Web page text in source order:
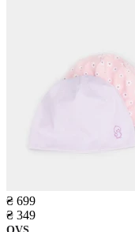
₴ 699
₴ 349